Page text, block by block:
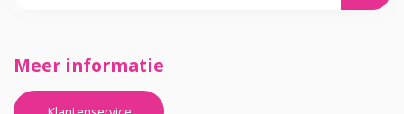
Meer informatie